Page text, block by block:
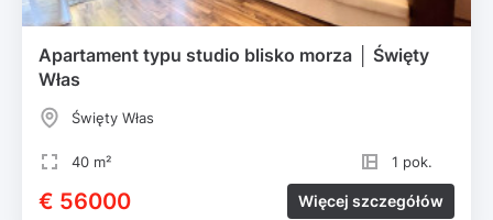
Apartament typu studio blisko morza │ Święty
Włas
Święty Włas
40 m² 1 pok.
€ 56000 Więcej szczegółów